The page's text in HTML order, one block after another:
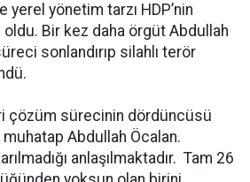
yönetim tarzı HDP’nin
oldu. Bir kez daha örgüt Abdullah
sonlandırıp silahlı terör
çözüm sürecinin dördüncüsü
muhatap Abdullah Öcalan.
anlaşılmaktadır. Tam 26